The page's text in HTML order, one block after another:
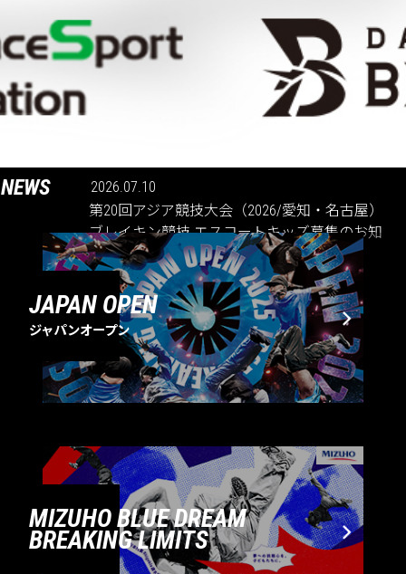
NEWS
2026.07.10
第20回アジア競技大会（2026/愛知・名古屋）
ブレイキン競技 エスコートキッズ募集のお知
らせ
JAPAN OPEN
ジャパンオープン
MIZUHO BLUE DREAM
BREAKING LIMITS